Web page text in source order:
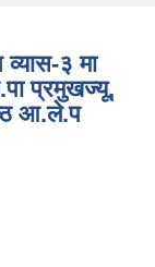
व्यास-३ मा
प्रमुखज्यू,
आ.ले.प